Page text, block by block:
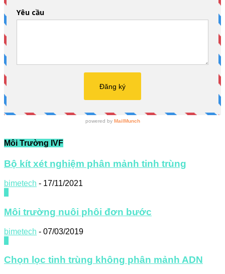
Môi Trường IVF
Bộ kít xét nghiệm phân mảnh tinh trùng
bimetech - 17/11/2021
Môi trường nuôi phôi đơn bước
bimetech - 07/03/2019
Chọn lọc tinh trùng không phân mảnh ADN